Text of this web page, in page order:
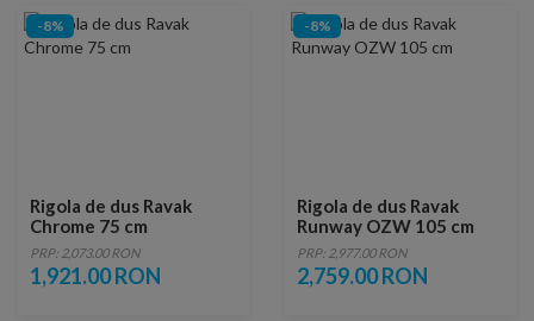
-8%
Rigola de dus Ravak
Chrome 75 cm
PRP: 2,073.00 RON
1,921.00 RON
-8%
Rigola de dus Ravak
Runway OZW 105 cm
PRP: 2,977.00 RON
2,759.00 RON